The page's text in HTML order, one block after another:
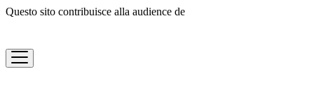
Questo sito contribuisce alla audience de